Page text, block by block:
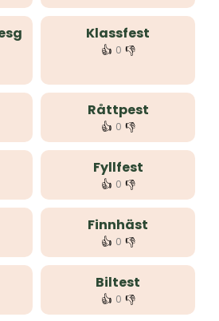
Klassfest
👍 0 👎
Råttpest
👍 0 👎
Fyllfest
👍 0 👎
Finnhäst
👍 0 👎
Biltest
👍 0 👎